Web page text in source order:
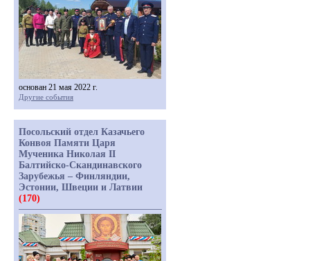
основан 21 мая 2022 г.
Другие события
Посольский отдел Казачьего
Конвоя Памяти Царя
Мученика Николая II
Балтийско-Скандинавского
Зарубежья – Финляндии,
Эстонии, Швеции и Латвии
(170)